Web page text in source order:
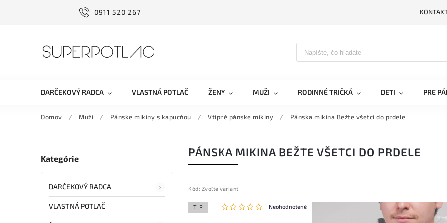
0911 520 267
DARČEKOVÝ RADCA VLASTNÁ POTLAČ ŽENY MUŽI RODINNÉ TRIČKÁ DETI PRE
Domov / Muži / Pánske mikiny s kapucňou / Vtipné pánske mikiny / Pánska mikina Bežte všetci do prdele
Kategórie
DARČEKOVÝ RADCA
VLASTNÁ POTLAČ
PÁNSKA MIKINA BEŽTE VŠETCI DO PRDELE
Kód: Zvoľte variant
TIP Neohodnotené